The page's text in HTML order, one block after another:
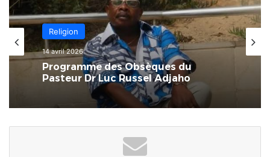
Religion
14 avril 2026
Programme des Obsèques du
Pasteur Dr Luc Russel Adjaho